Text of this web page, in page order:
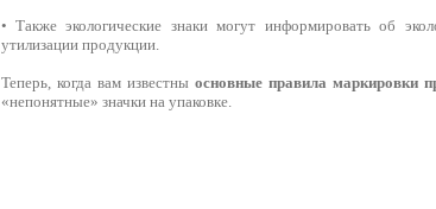
• Также экологические знаки могут информировать об
утилизации продукции.
Теперь, когда вам известны основные правила маркировки
«непонятные» значки на упаковке.